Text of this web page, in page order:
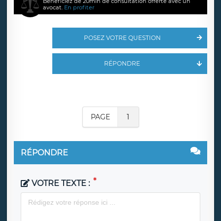
avocat. En profiter
POSEZ VOTRE QUESTION
RÉPONDRE
PAGE 1
RÉPONDRE
VOTRE TEXTE :